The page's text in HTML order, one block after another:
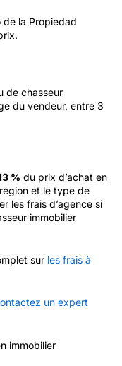
de la Propiedad
de chasseur
du vendeur, entre 3
% du prix d’achat en
et le type de
les frais d’agence si
immobilier
sur les frais à
un expert
immobilier